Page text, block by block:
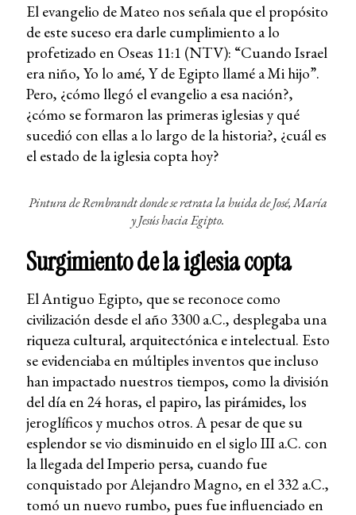
El evangelio de Mateo nos señala que el propósito
de este suceso era darle cumplimiento a lo
profetizado en Oseas 11:1 (NTV): “Cuando Israel
era niño, Yo lo amé, Y de Egipto llamé a Mi hijo”.
Pero, ¿cómo llegó el evangelio a esa nación?,
¿cómo se formaron las primeras iglesias y qué
sucedió con ellas a lo largo de la historia?, ¿cuál es
el estado de la iglesia copta hoy?
Pintura de Rembrandt donde se retrata la huida de José, María
y Jesús hacia Egipto.
Surgimiento de la iglesia copta
El Antiguo Egipto, que se reconoce como
civilización desde el año 3300 a.C., desplegaba una
riqueza cultural, arquitectónica e intelectual. Esto
se evidenciaba en múltiples inventos que incluso
han impactado nuestros tiempos, como la división
del día en 24 horas, el papiro, las pirámides, los
jeroglíficos y muchos otros. A pesar de que su
esplendor se vio disminuido en el siglo III a.C. con
la llegada del Imperio persa, cuando fue
conquistado por Alejandro Magno, en el 332 a.C.,
tomó un nuevo rumbo, pues fue influenciado en